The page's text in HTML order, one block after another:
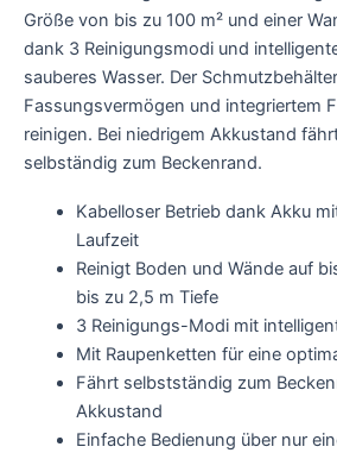
Größe von bis zu 100 m² und einer
dank 3 Reinigungsmodi und
sauberes Wasser. Der
Fassungsvermögen und integriertem
reinigen. Bei niedrigem Akkustand
selbständig zum Beckenrand.
Kabelloser Betrieb dank Akku
Laufzeit
Reinigt Boden und Wände auf
bis zu 2,5 m Tiefe
3 Reinigungs-Modi mit
Mit Raupenketten für eine
Fährt selbstständig zum
Akkustand
Einfache Bedienung über nur